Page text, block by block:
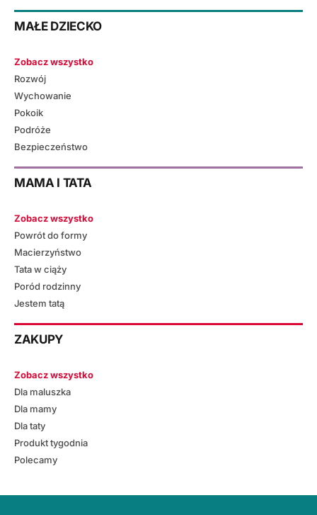
MAŁE DZIECKO
Zobacz wszystko
Rozwój
Wychowanie
Pokoik
Podróże
Bezpieczeństwo
MAMA I TATA
Zobacz wszystko
Powrót do formy
Macierzyństwo
Tata w ciąży
Poród rodzinny
Jestem tatą
ZAKUPY
Zobacz wszystko
Dla maluszka
Dla mamy
Dla taty
Produkt tygodnia
Polecamy